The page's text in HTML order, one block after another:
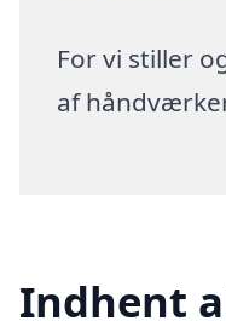
For vi stiller
af
Indhent